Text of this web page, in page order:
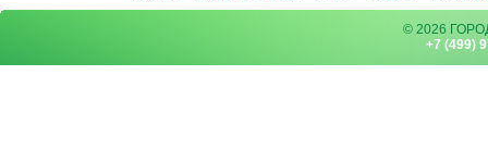
© 2026
+7 (499)